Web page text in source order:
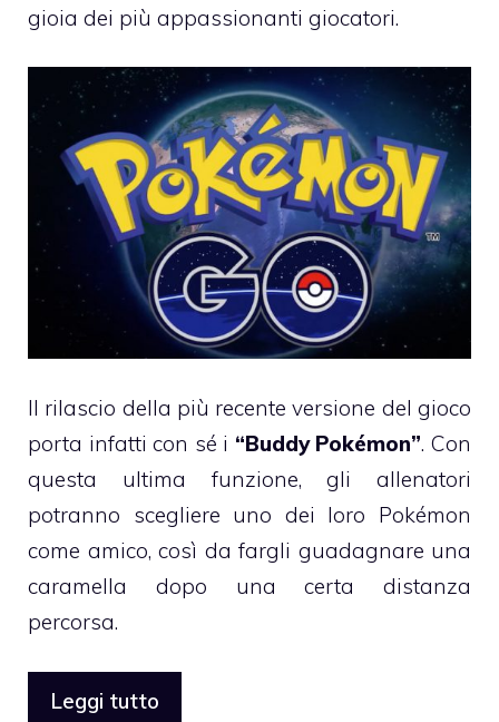
gioia dei più appassionanti giocatori.
Il rilascio della più recente versione del gioco
porta infatti con sé i “Buddy Pokémon”. Con
questa ultima funzione, gli allenatori
potranno scegliere uno dei loro Pokémon
come amico, così da fargli guadagnare una
caramella dopo una certa distanza
percorsa.
Leggi tutto